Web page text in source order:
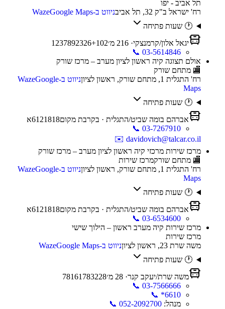
תל אביב - יפו
רח' ישראל ב"ק 32, תל אביב
ניווט ב-WazeGoogle Maps
🕐 שעות פתיחה
יגאל אלון/קרמנצקי·
216 מ׳ 1 237892326+102
📞 03-5614846
אולם תצוגה קיה ראשון לציון מערב – מרכז שורק
🏬 מתחם שורק
רח' התגלית 1, מתחם שורק, ראשון לציון
ניווט ב-WazeGoogle
Maps
🕐 שעות פתיחה
אברהם בומה שביט/התגלית · בקרבת מקום 6121818א
📞 03-7267910
✉️ davidovich@talcar.co.il
מרכז שירות מרכזי קיה ראשון לציון מערב – מרכז שורק
🏬 מתחם שורקמרכז שירות
רח' התגלית 1, מתחם שורק, ראשון לציון
ניווט ב-WazeGoogle
Maps
🕐 שעות פתיחה
אברהם בומה שביט/התגלית · בקרבת מקום 6121818א
📞 03-6534600
מרכז שירות קיה מערב ראשון – הילוך שישי
מרכז שירות
משה שרת 23, ראשון לציון
ניווט ב-WazeGoogle Maps
🕐 שעות פתיחה
משה שרת/יעקב קנר·
28 מ׳ 78161783228
📞 03-7566666
📞 *6610
מנהל:
📞 052-2092700